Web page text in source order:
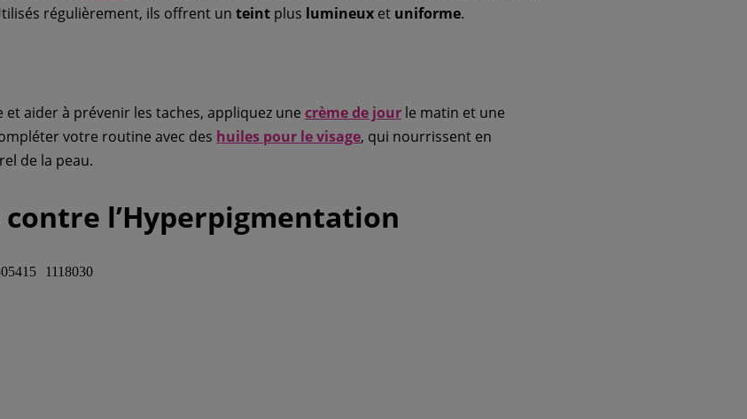
régulièrement, ils offrent un teint plus lumineux et uniforme.
aider à prévenir les taches, appliquez une crème de jour le matin et une
votre routine avec des huiles pour le visage, qui nourrissent en
de la peau.
contre l’Hyperpigmentation
1118030